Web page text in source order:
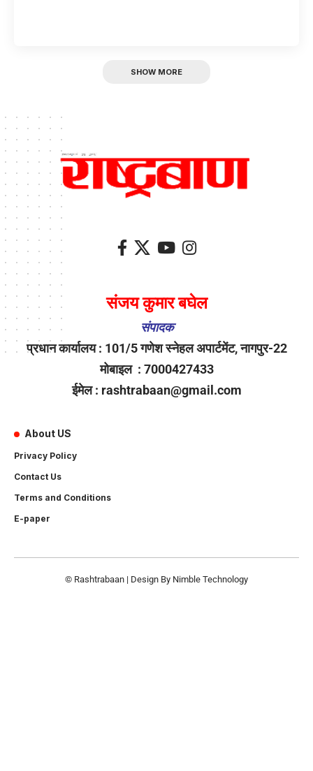
SHOW MORE
संजय कुमार बघेल
संपादक
प्रधान कार्यालय : 101/5 गणेश स्नेहल अपार्टमेंट, नागपुर-22
मोबाइल : 7000427433
ईमेल : rashtrabaan@gmail.com
About US
Privacy Policy
Contact Us
Terms and Conditions
E-paper
© Rashtrabaan | Design By Nimble Technology